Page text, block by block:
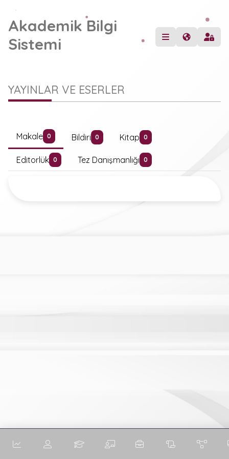
Akademik Bilgi
Sistemi
YAYINLAR VE ESERLER
Makale 0 Bildiri 0 Kitap 0
Editorlük 0 Tez Danışmanlığı 0